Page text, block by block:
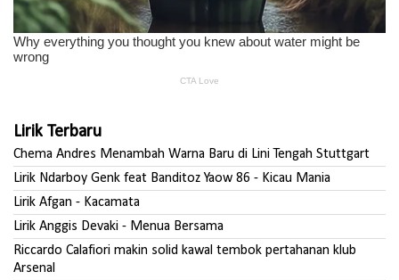
Lirik Terbaru
Chema Andres Menambah Warna Baru di Lini Tengah Stuttgart
Lirik Ndarboy Genk feat Banditoz Yaow 86 - Kicau Mania
Lirik Afgan - Kacamata
Lirik Anggis Devaki - Menua Bersama
Riccardo Calafiori makin solid kawal tembok pertahanan klub
Arsenal